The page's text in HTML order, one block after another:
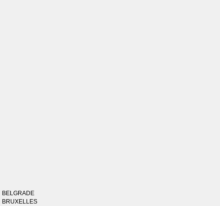
BELGRADE
BRUXELLES